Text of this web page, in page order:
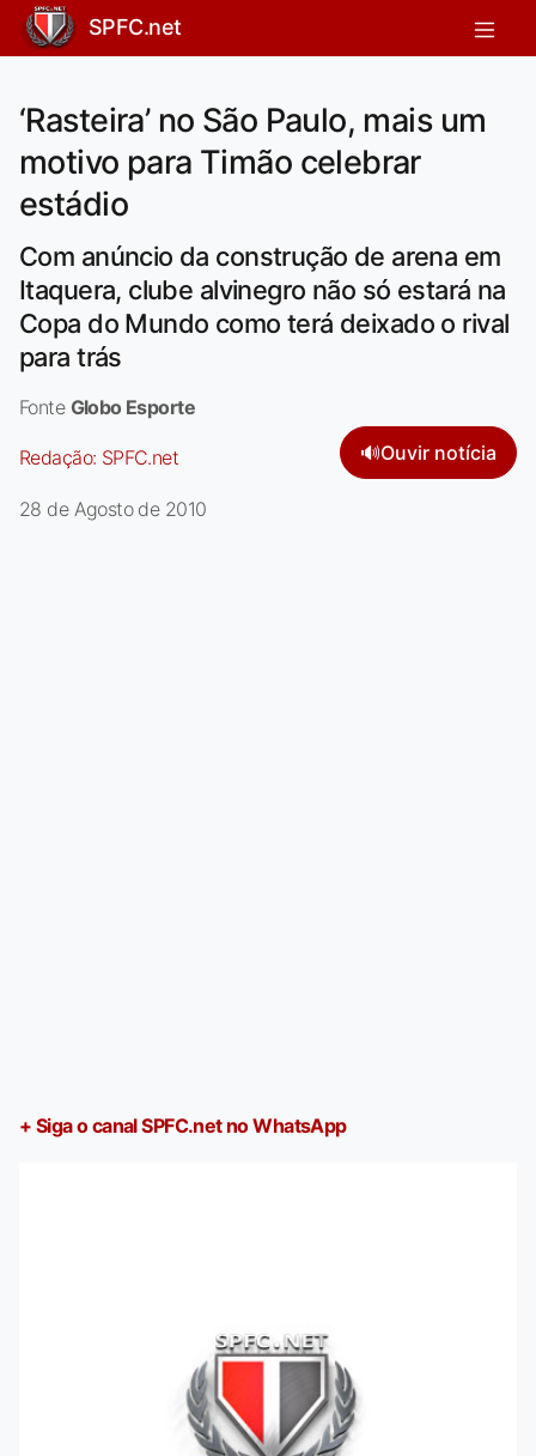
SPFC.net
‘Rasteira’ no São Paulo, mais um
motivo para Timão celebrar
estádio
Com anúncio da construção de arena em
Itaquera, clube alvinegro não só estará na
Copa do Mundo como terá deixado o rival
para trás
Fonte Globo Esporte
Redação: SPFC.net 🔊Ouvir notícia
28 de Agosto de 2010
+ Siga o canal SPFC.net no WhatsApp